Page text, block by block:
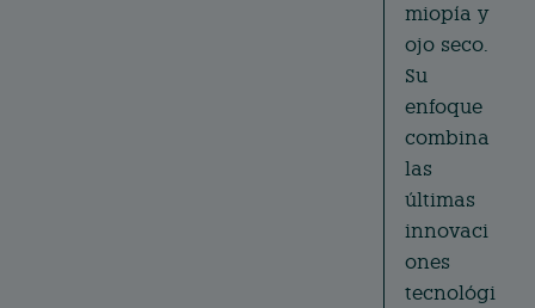
miopía y
ojo seco.
Su
enfoque
combina
las
últimas
innovaci
ones
tecnológi